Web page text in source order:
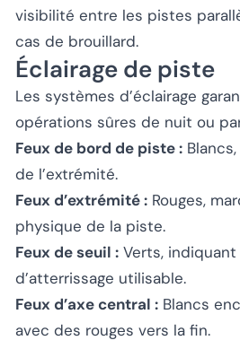
visibilité entre les pistes
cas de brouillard.
Éclairage de piste
Les systèmes d’éclairage
opérations sûres de nuit ou
Feux de bord de piste :
de l’extrémité.
Feux d’extrémité : Rouges,
physique de la piste.
Feux de seuil : Verts,
d’atterrissage utilisable.
Feux d’axe central : Blancs
avec des rouges vers la fin.